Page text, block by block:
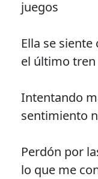
juegos
Ella se
el último tren
Intentando
sentimiento
Perdón por
lo que me